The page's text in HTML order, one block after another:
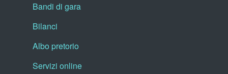
Bandi di gara
Bilanci
Albo pretorio
Servizi online